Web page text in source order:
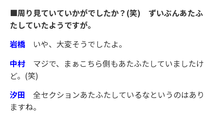
■周り見ていていかがでしたか？(笑) ずいぶんあたふ
たしていたようですが。
岩橋 いや、大変そうでしたよ。
中村 マジで、まぁこちら側もあたふたしていましたけ
ど。(笑)
汐田 全セクションあたふたしているなというのはあり
ますね。